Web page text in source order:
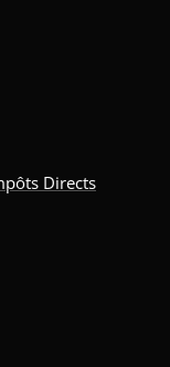
Directs